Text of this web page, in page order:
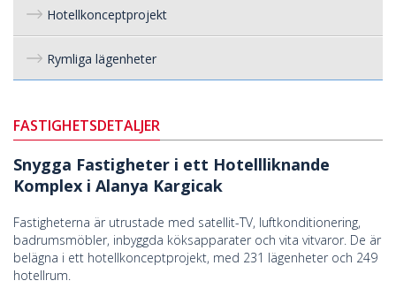
Hotellkonceptprojekt
Rymliga lägenheter
FASTIGHETSDETALJER
Snygga Fastigheter i ett Hotellliknande
Komplex i Alanya Kargicak
Fastigheterna är utrustade med satellit-TV, luftkonditionering,
badrumsmöbler, inbyggda köksapparater och vita vitvaror. De är
belägna i ett hotellkonceptprojekt, med 231 lägenheter och 249
hotellrum.